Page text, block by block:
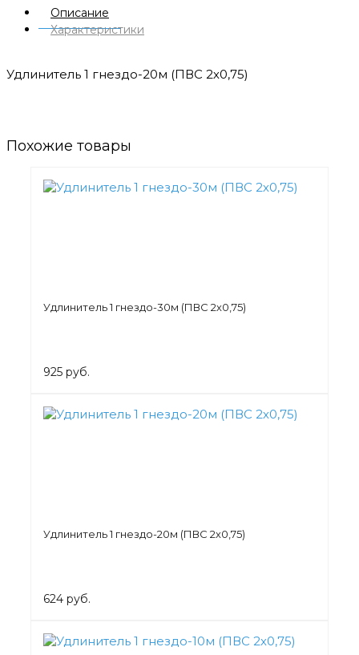
Описание
Характеристики
Удлинитель 1 гнездо-20м (ПВС 2х0,75)
Похожие товары
Удлинитель 1 гнездо-30м (ПВС 2х0,75)
925 руб.
Удлинитель 1 гнездо-20м (ПВС 2х0,75)
624 руб.